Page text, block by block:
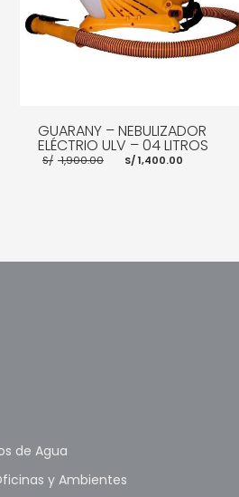
GUARANY – NEBULIZADOR
ELÉCTRIO ULV – 04 LITROS
S/ 1,900.00 El
precio
S/1,400.00
de Agua
y Ambientes